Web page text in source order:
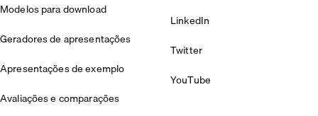
Modelos para download
Geradores de apresentações
Apresentações de exemplo
Avaliações e comparações
LinkedIn
Twitter
YouTube